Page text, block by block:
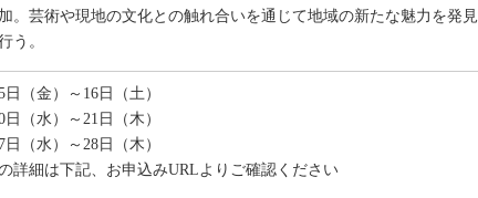
。芸術や現地の文化との触れ合いを通じて地域の新たな魅力を発
う。
（金）～16日（土）
（水）～21日（木）
（水）～28日（木）
詳細は下記、お申込みURLよりご確認ください